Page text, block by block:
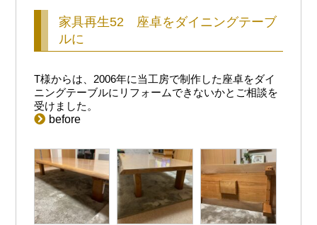
家具再生52 座卓をダイニングテーブ
ルに
T様からは、2006年に当工房で制作した座卓をダイ
ニングテーブルにリフォームできないかとご相談を
受けました。
before